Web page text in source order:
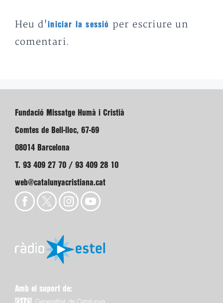
Heu d'iniciar la sessió
per escriure un
comentari.
Fundació Missatge Humà i Cristià
Comtes de Bell-lloc, 67-69
08014 Barcelona
T. 93 409 27 70 / 93 409 28 10
web@catalunyacristiana.cat
Amb el suport de: